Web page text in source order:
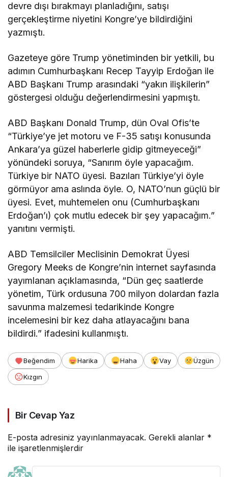
devre dışı bırakmayı planladığını, satışı
gerçekleştirme niyetini Kongre’ye bildirdiğini
yazmıştı.
Gazeteye göre Trump yönetiminden bir yetkili, bu
adımın Cumhurbaşkanı Recep Tayyip Erdoğan ile
ABD Başkanı Trump arasındaki “yakın ilişkilerin”
göstergesi olduğu değerlendirmesini yapmıştı.
ABD Başkanı Donald Trump, dün Oval Ofis’te
“Türkiye’ye jet motoru ve F-35 satışı konusunda
Ankara’ya güzel haberlerle gidip gitmeyeceği”
yönündeki soruya, “Sanırım öyle yapacağım.
Türkiye bir NATO üyesi. Bazıları Türkiye’yi öyle
görmüyor ama aslında öyle. O, NATO’nun güçlü bir
üyesi. Evet, muhtemelen onu (Cumhurbaşkanı
Erdoğan’ı) çok mutlu edecek bir şey yapacağım.”
yanıtını vermişti.
ABD Temsilciler Meclisinin Demokrat Üyesi
Gregory Meeks de Kongre’nin internet sayfasında
yayımlanan açıklamasında, “Dün geç saatlerde
yönetim, Türk ordusuna 700 milyon dolardan fazla
savunma malzemesi tedarikinde Kongre
incelemesini bir kez daha atlayacağını bana
bildirdi.” ifadesini kullanmıştı.
Beğendim Harika Haha Vay
Üzgün
Kızgın
Bir Cevap Yaz
E-posta adresiniz yayınlanmayacak. Gerekli alanlar *
ile işaretlenmişlerdir